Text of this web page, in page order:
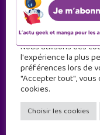
Geek Junior
à destination
Nous utilisons des
l'expérience la plus
préférences lors de
"Accepter tout",
cookies.
Choisir les cookies